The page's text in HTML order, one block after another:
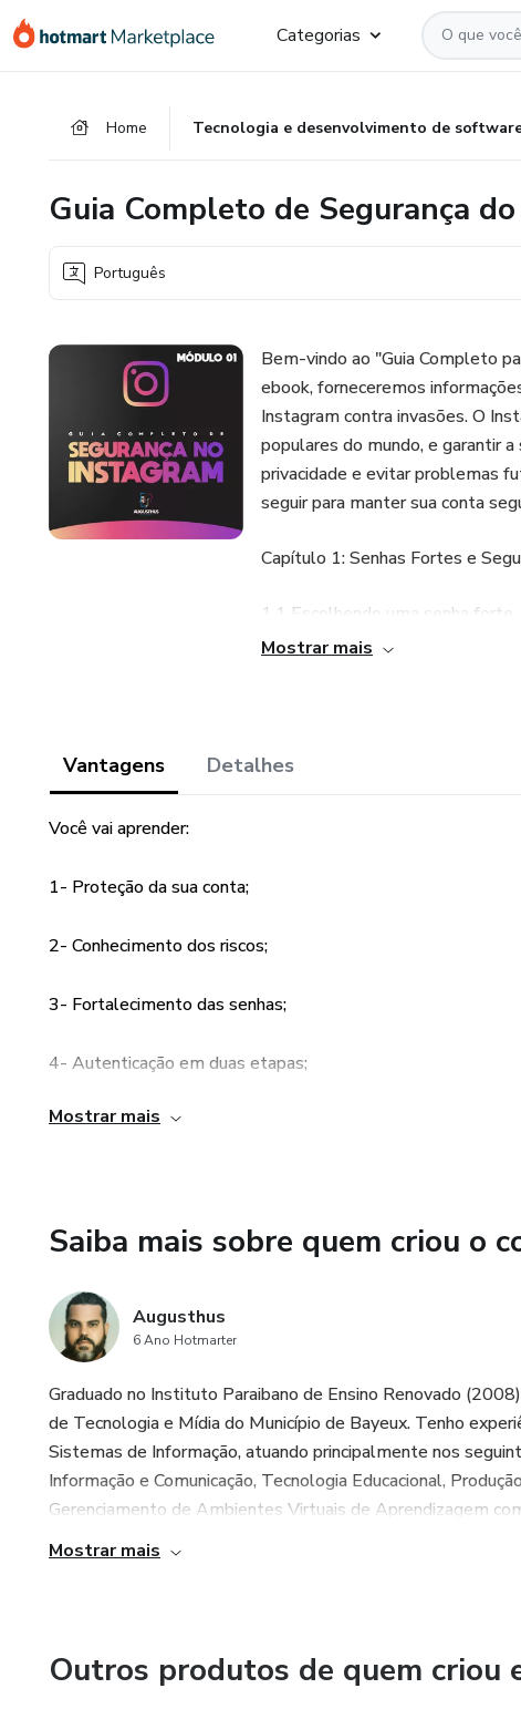
para
para
para
Categorias
Home Tecnologia e desenvolvimento de
Guia Completo de Segurança
Português
Bem-vindo ao "Guia Completo
ebook, forneceremos
Instagram contra invasões. O
populares do mundo, e garantir
privacidade e evitar problemas
seguir para manter sua conta
Capítulo 1: Senhas Fortes e
1.1 Escolhendo uma senha forte
Capítulo 2: Autenticação em Dois
2.3 Opções de autenticação em
Capítulo 3: Atualizações de
3.1 Mantendo o Instagram
Capítulo 4: Evitando Phishing e
4.3 Prevenção contra ataques
Mostrar mais
Vantagens Detalhes
Você vai aprender:
1- Proteção da sua conta;
2- Conhecimento dos riscos;
3- Fortalecimento das senhas;
4- Autenticação em duas etapas;
5- Privacidade e controle de informações;
Mostrar mais
Saiba mais sobre quem criou o
Augusthus
6 Ano Hotmarter
Graduado no Instituto Paraibano de Ensino Renovado
de Tecnologia e Mídia do Município de Bayeux. Tenho
Sistemas de Informação, atuando principalmente nos
Informação e Comunicação, Tecnologia Educacional,
Gerenciamento de Ambientes Virtuais de Aprendizagem
Mostrar mais
Outros produtos de quem criou